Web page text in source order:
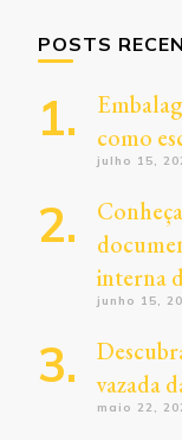
POSTS
como
julho 15,
interna
junho 15,
vazada
maio 22,